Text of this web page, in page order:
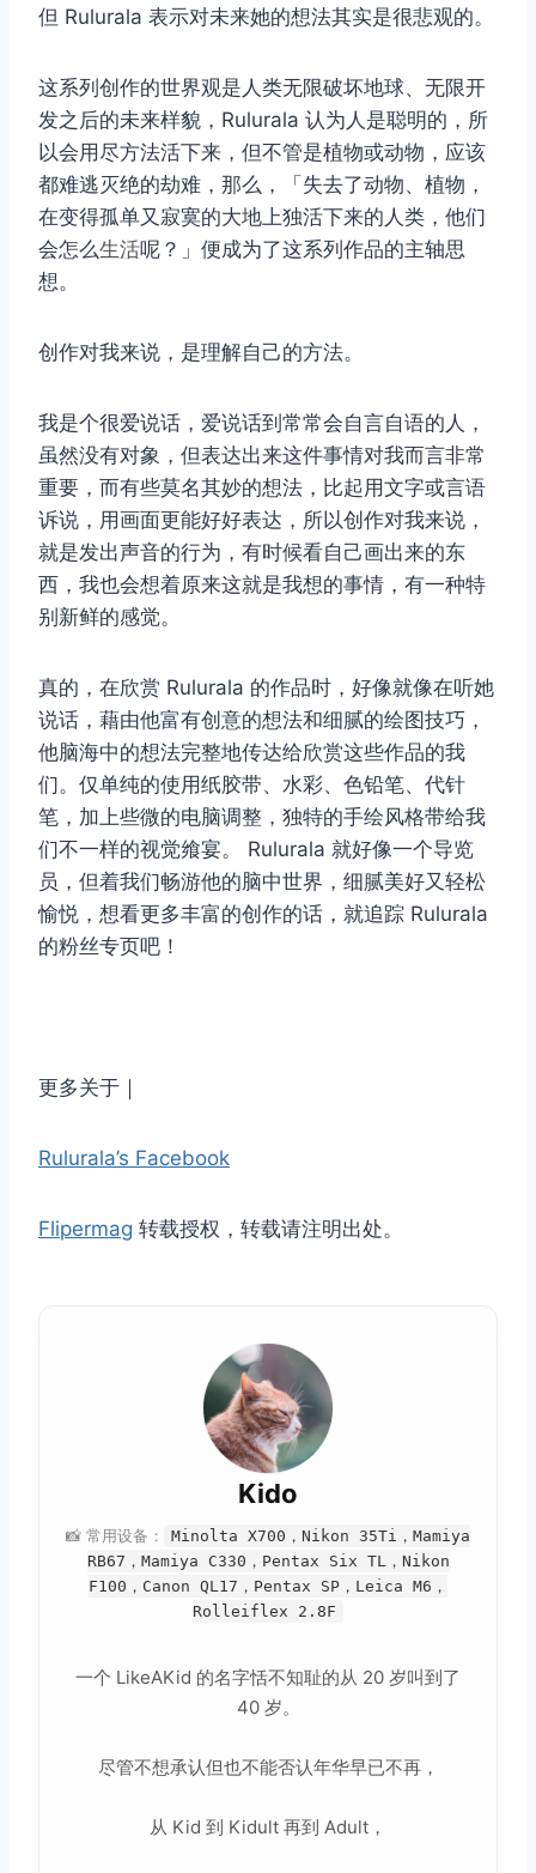
但 Rulurala 表示对未来她的想法其实是很悲观的。
这系列创作的世界观是人类无限破坏地球、无限开
发之后的未来样貌，Rulurala 认为人是聪明的，所
以会用尽方法活下来，但不管是植物或动物，应该
都难逃灭绝的劫难，那么，「失去了动物、植物，
在变得孤单又寂寞的大地上独活下来的人类，他们
会怎么生活呢？」便成为了这系列作品的主轴思
想。
创作对我来说，是理解自己的方法。
我是个很爱说话，爱说话到常常会自言自语的人，
虽然没有对象，但表达出来这件事情对我而言非常
重要，而有些莫名其妙的想法，比起用文字或言语
诉说，用画面更能好好表达，所以创作对我来说，
就是发出声音的行为，有时候看自己画出来的东
西，我也会想着原来这就是我想的事情，有一种特
别新鲜的感觉。
真的，在欣赏 Rulurala 的作品时，好像就像在听她
说话，藉由他富有创意的想法和细腻的绘图技巧，
他脑海中的想法完整地传达给欣赏这些作品的我
们。仅单纯的使用纸胶带、水彩、色铅笔、代针
笔，加上些微的电脑调整，独特的手绘风格带给我
们不一样的视觉飨宴。 Rulurala 就好像一个导览
员，但着我们畅游他的脑中世界，细腻美好又轻松
愉悦，想看更多丰富的创作的话，就追踪 Rulurala
的粉丝专页吧！
更多关于｜
Rulurala’s Facebook
Flipermag 转载授权，转载请注明出处。
Kido
📸 常用设备：
Minolta X700，Nikon 35Ti，Mamiya
RB67，Mamiya C330，Pentax Six TL，Nikon
F100，Canon QL17，Pentax SP，Leica M6，
Rolleiflex 2.8F
一个 LikeAKid 的名字恬不知耻的从 20 岁叫到了
40 岁。
尽管不想承认但也不能否认年华早已不再，
从 Kid 到 Kidult 再到 Adult，